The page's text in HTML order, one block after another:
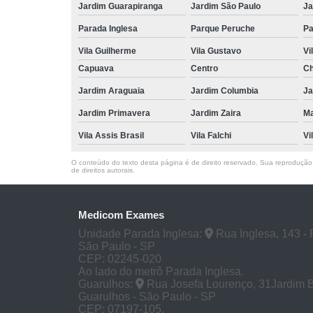
Jardim Guarapiranga Jardim São Paulo
Parada Inglesa Parque Peruche
Vila Guilherme Vila Gustavo
Capuava
Centro
Jardim Araguaia Jardim Columbia
Jardim Primavera Jardim Zaira
Vila Assis Brasil Vila Falchi
O conteúdo do texto desta página é de direito reservado. Sua
de direitos autorais
Medicom Exames
Unidade Parada Inglesa:
Rua Inglesa, 143 -
São Paulo - SP
CEP: 02245-020
Ao lado do metrô Parada Inglesa.
Guarulhos:
Rua Josefa Lourenço, 31Jardim
Guarulhos - São Paulo - SP
CEP: 07197-105.